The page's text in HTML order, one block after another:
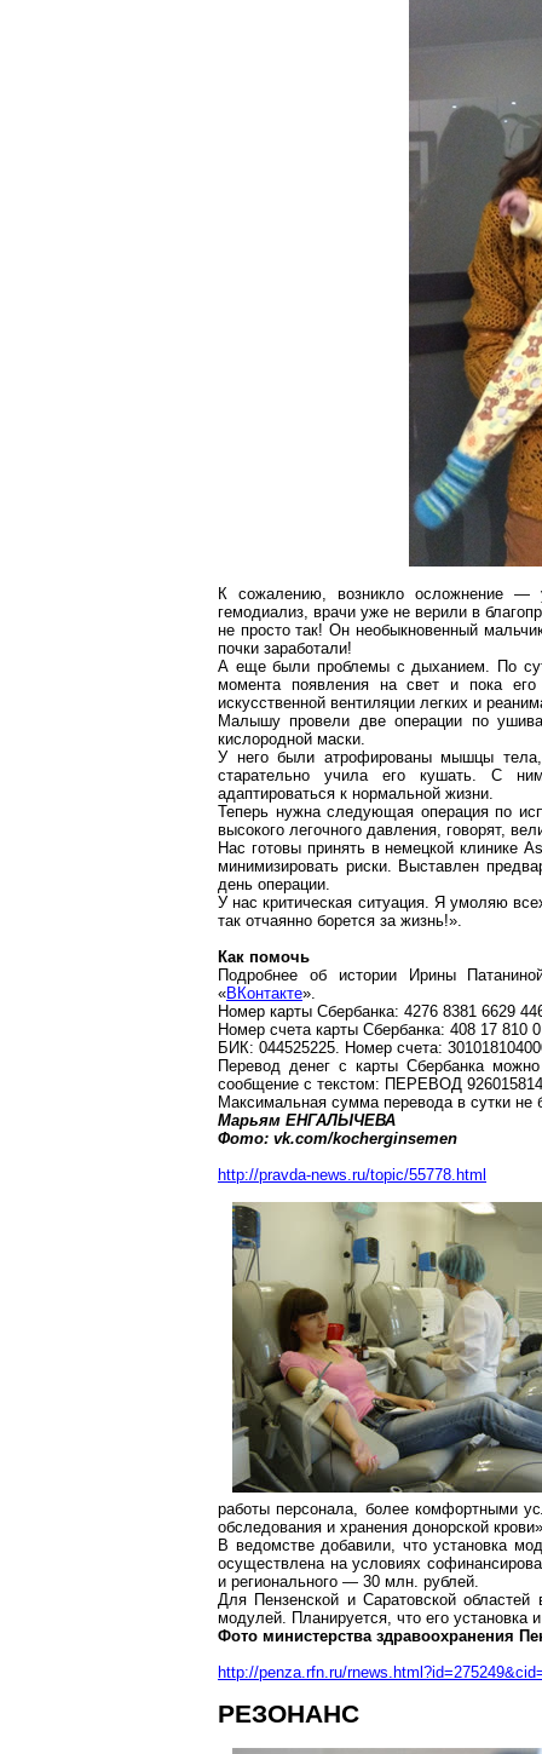
К сожалению, возникло осложнение —
гемодиализ, врачи уже не верили в
не просто так! Он необыкновенный
почки заработали!
А еще были проблемы с дыханием. По
момента появления на свет и пока
искусственной вентиляции легких и
Малышу провели две операции по
кислородной маски.
У него были атрофированы мышцы
старательно учила его кушать. С
адаптироваться к нормальной жизни.
Теперь нужна следующая операция по
высокого легочного давления, говорят,
Нас готовыпринять в немецкой клинике
минимизировать риски. Выставлен
день операции.
У нас критическая ситуация. Я умоляю
так отчаянно борется за жизнь!».
Как помочь
Подробнее об истории Ирины
«ВКонтакте».
Номер карты Сбербанка: 4276 8381 6629
Номер счета карты Сбербанка: 408 17 810
БИК: 044525225. Номер счета:
Перевод денег с карты Сбербанка
сообщение с текстом: ПЕРЕВОД
Максимальная сумма перевода в сутки не
Марьям ЕНГАЛЫЧЕВА
Фото: vk.com/kocherginsemen
http://pravda-news.ru/topic/55778.html
работы персонала, более комфортными
обследования и хранения донорской
В ведомстве добавили, что установка
осуществлена на условиях
и регионального — 30 млн. рублей.
Для Пензенской и Саратовской
модулей. Планируется, что его установка
Фото министерства здравоохранения
http://penza.rfn.ru/
РЕЗОНАНС